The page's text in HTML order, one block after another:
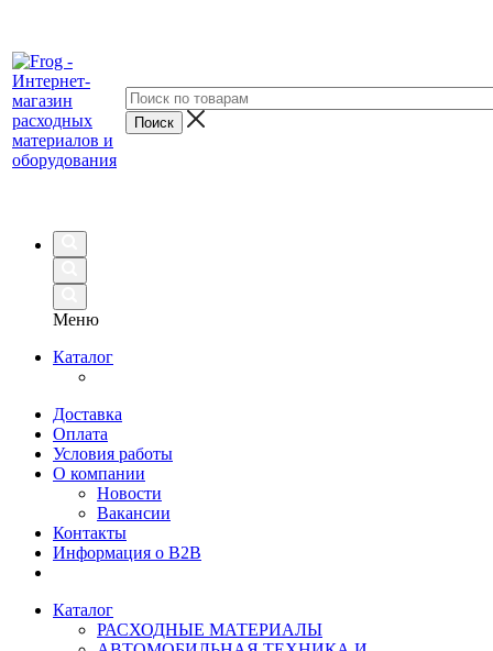
Меню
Каталог
Доставка
Оплата
Условия работы
О компании
Новости
Вакансии
Контакты
Информация о B2B
Каталог
РАСХОДНЫЕ МАТЕРИАЛЫ